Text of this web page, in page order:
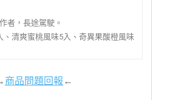
者，長途駕駛。
、清爽蜜桃風味5入、奇異果酸橙風味
商品問題回報←